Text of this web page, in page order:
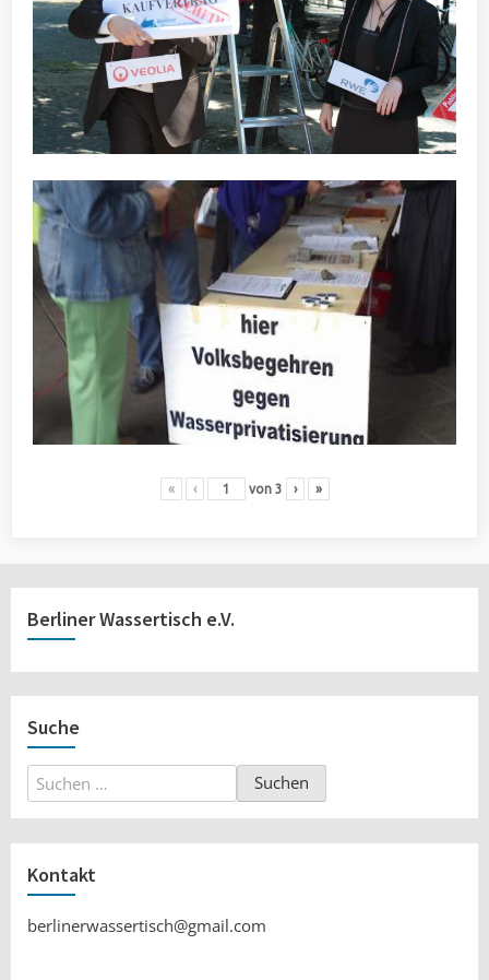
« ‹ von 3 › »
Berliner Wassertisch e.V.
Suche
Suchen
nach:
Kontakt
berlinerwassertisch@gmail.com